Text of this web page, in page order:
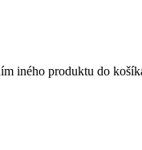
iného produktu do